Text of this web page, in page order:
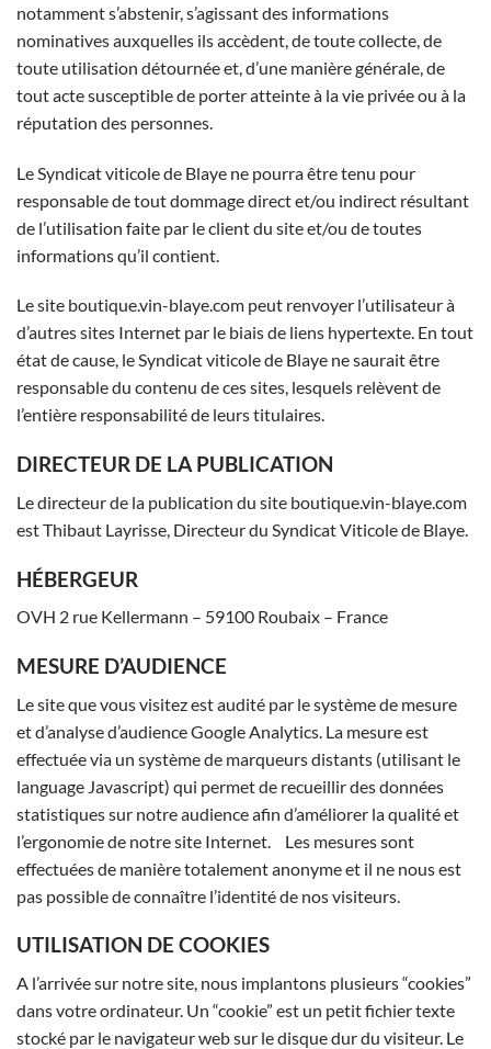
notamment s’abstenir, s’agissant des informations
nominatives auxquelles ils accèdent, de toute collecte, de
toute utilisation détournée et, d’une manière générale, de
tout acte susceptible de porter atteinte à la vie privée ou à la
réputation des personnes.
Le Syndicat viticole de Blaye ne pourra être tenu pour
responsable de tout dommage direct et/ou indirect résultant
de l’utilisation faite par le client du site et/ou de toutes
informations qu’il contient.
Le site boutique.vin-blaye.com peut renvoyer l’utilisateur à
d’autres sites Internet par le biais de liens hypertexte. En tout
état de cause, le Syndicat viticole de Blaye ne saurait être
responsable du contenu de ces sites, lesquels relèvent de
l’entière responsabilité de leurs titulaires.
DIRECTEUR DE LA PUBLICATION
Le directeur de la publication du site boutique.vin-blaye.com
est Thibaut Layrisse, Directeur du Syndicat Viticole de Blaye.
HÉBERGEUR
OVH 2 rue Kellermann – 59100 Roubaix – France
MESURE D’AUDIENCE
Le site que vous visitez est audité par le système de mesure
et d’analyse d’audience Google Analytics. La mesure est
effectuée via un système de marqueurs distants (utilisant le
language Javascript) qui permet de recueillir des données
statistiques sur notre audience afin d’améliorer la qualité et
l’ergonomie de notre site Internet. Les mesures sont
effectuées de manière totalement anonyme et il ne nous est
pas possible de connaître l’identité de nos visiteurs.
UTILISATION DE COOKIES
A l’arrivée sur notre site, nous implantons plusieurs “cookies”
dans votre ordinateur. Un “cookie” est un petit fichier texte
stocké par le navigateur web sur le disque dur du visiteur. Le